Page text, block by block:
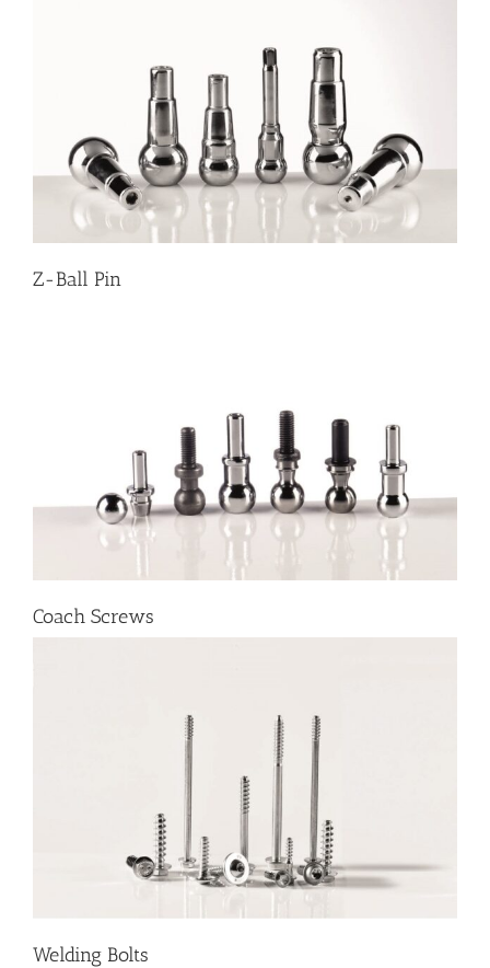
Z-Ball Pin
Coach Screws
Welding Bolts